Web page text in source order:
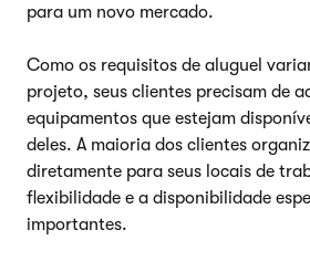
para um novo mercado.
Como os requisitos de aluguel
projeto, seus clientes precisam de
equipamentos que estejam
deles. A maioria dos clientes
diretamente para seus locais de
flexibilidade e a disponibilidade
importantes.